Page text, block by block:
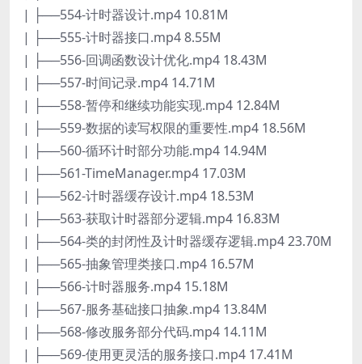
| ├──554-计时器设计.mp4 10.81M
| ├──555-计时器接口.mp4 8.55M
| ├──556-回调函数设计优化.mp4 18.43M
| ├──557-时间记录.mp4 14.71M
| ├──558-暂停和继续功能实现.mp4 12.84M
| ├──559-数据的读写权限的重要性.mp4 18.56M
| ├──560-循环计时部分功能.mp4 14.94M
| ├──561-TimeManager.mp4 17.03M
| ├──562-计时器缓存设计.mp4 18.53M
| ├──563-获取计时器部分逻辑.mp4 16.83M
| ├──564-类的封闭性及计时器缓存逻辑.mp4 23.70M
| ├──565-抽象管理类接口.mp4 16.57M
| ├──566-计时器服务.mp4 15.18M
| ├──567-服务基础接口抽象.mp4 13.84M
| ├──568-修改服务部分代码.mp4 14.11M
| ├──569-使用更灵活的服务接口.mp4 17.41M